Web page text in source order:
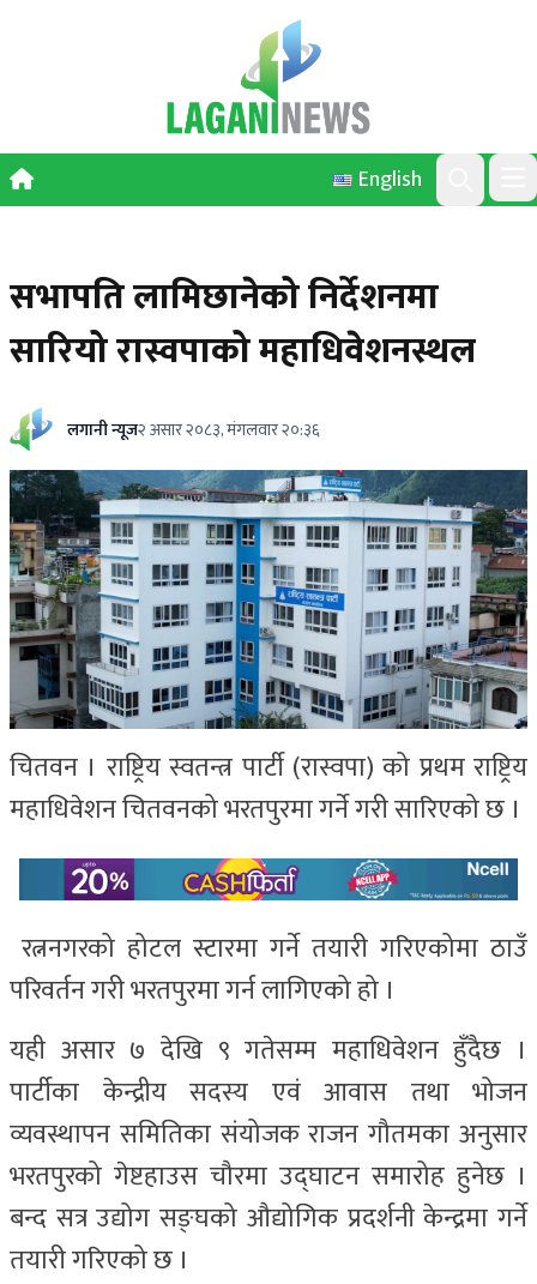
English
Search
सभापति लामिछानेको निर्देशनमा
सारियो रास्वपाको महाधिवेशनस्थल
लगानी न्यूज२ असार २०८३, मंगलवार २०:३६
चितवन । राष्ट्रिय स्वतन्त्र पार्टी (रास्वपा) को प्रथम राष्ट्रिय
महाधिवेशन चितवनको भरतपुरमा गर्ने गरी सारिएको छ ।
रत्ननगरको होटल स्टारमा गर्ने तयारी गरिएकोमा ठाउँ
परिवर्तन गरी भरतपुरमा गर्न लागिएको हो ।
यही असार ७ देखि ९ गतेसम्म महाधिवेशन हुँदैछ ।
पार्टीका केन्द्रीय सदस्य एवं आवास तथा भोजन
व्यवस्थापन समितिका संयोजक राजन गौतमका अनुसार
भरतपुरको गेष्टहाउस चौरमा उद्घाटन समारोह हुनेछ ।
बन्द सत्र उद्योग सङ्घको औद्योगिक प्रदर्शनी केन्द्रमा गर्ने
तयारी गरिएको छ ।